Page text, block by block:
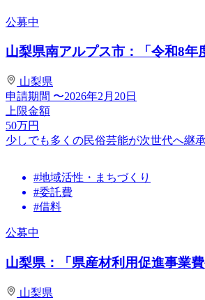
公募中
山梨県南アルプス市：「令和8
山梨県
申請期間 〜2026年2月20日
上限金額
50万円
少しでも多くの民俗芸能が次世代へ継
#地域活性・まちづくり
#委託費
#借料
公募中
山梨県：「県産材利用促進事業
山梨県